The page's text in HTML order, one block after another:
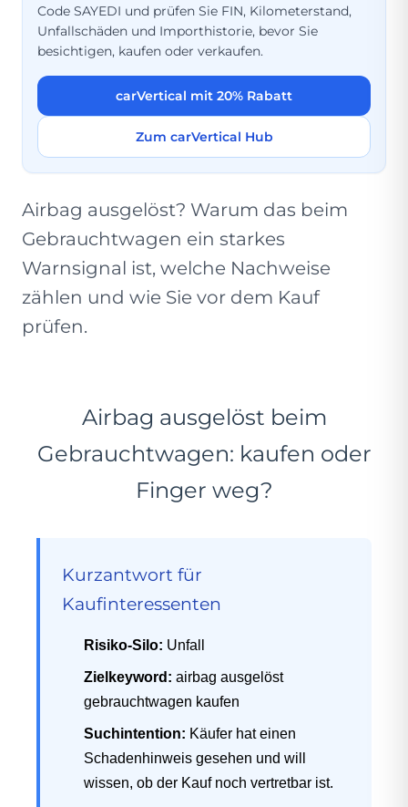
Code SAYEDI und prüfen Sie FIN, Kilometerstand,
Unfallschäden und Importhistorie, bevor Sie
besichtigen, kaufen oder verkaufen.
carVertical mit 20% Rabatt
Zum carVertical Hub
Airbag ausgelöst? Warum das beim
Gebrauchtwagen ein starkes
Warnsignal ist, welche Nachweise
zählen und wie Sie vor dem Kauf
prüfen.
Airbag ausgelöst beim
Gebrauchtwagen: kaufen oder
Finger weg?
Kurzantwort für
Kaufinteressenten
Risiko-Silo: Unfall
Zielkeyword: airbag ausgelöst
gebrauchtwagen kaufen
Suchintention: Käufer hat einen
Schadenhinweis gesehen und will
wissen, ob der Kauf noch vertretbar ist.